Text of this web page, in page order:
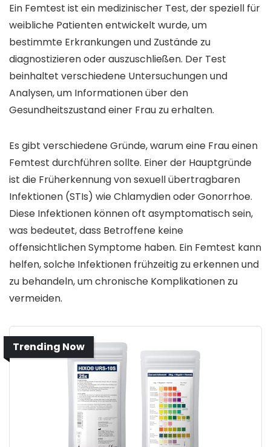
Ein Femtest ist ein medizinischer Test, der speziell für
weibliche Patienten entwickelt wurde, um
bestimmte Erkrankungen und Zustände zu
diagnostizieren oder auszuschließen. Der Test
beinhaltet verschiedene Untersuchungen und
Analysen, um Informationen über den
Gesundheitszustand einer Frau zu erhalten.
Es gibt verschiedene Gründe, warum eine Frau einen
Femtest durchführen sollte. Einer der Hauptgründe
ist die Früherkennung von sexuell übertragbaren
Infektionen (STIs) wie Chlamydien oder Gonorrhoe.
Diese Infektionen können oft asymptomatisch sein,
was bedeutet, dass Betroffene keine
offensichtlichen Symptome haben. Ein Femtest kann
helfen, solche Infektionen frühzeitig zu erkennen und
zu behandeln, um chronische Komplikationen zu
vermeiden.
Trending Now